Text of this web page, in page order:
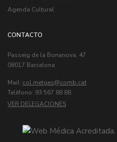
Agenda Cultural
CONTACTO
Passeig de la Bonanova, 47
08017 Barcelona
Mail: col.metges
Telèfono: 93 567 88 88
VER DELEGACIONES